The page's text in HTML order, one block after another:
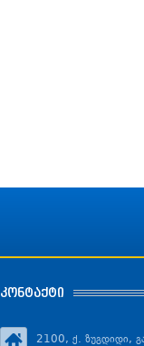
კონტაქტი
2100, ქ. ზუგდიდი,